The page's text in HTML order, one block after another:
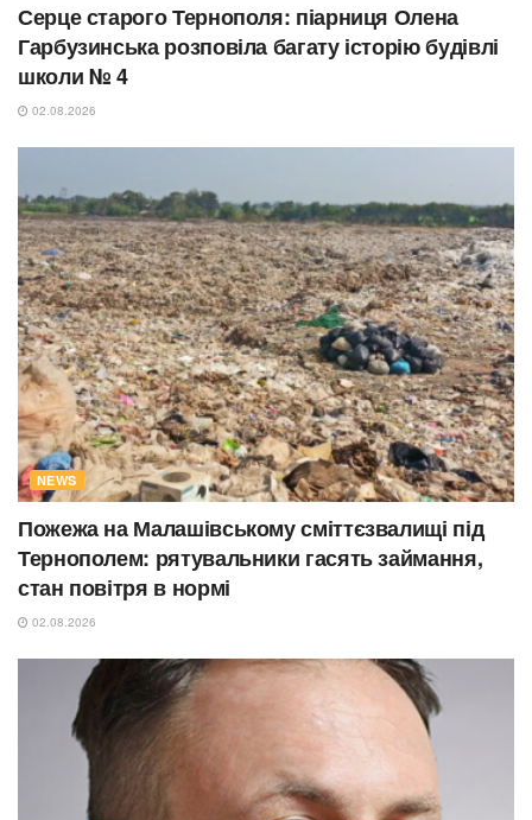
Серце старого Тернополя: піарниця Олена
Гарбузинська розповіла багату історію будівлі
школи № 4
02.08.2026
NEWS
Пожежа на Малашівському сміттєзвалищі під
Тернополем: рятувальники гасять займання,
стан повітря в нормі
02.08.2026